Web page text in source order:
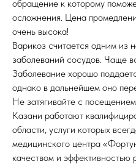
обращение к которому
осложнения. Цена
очень высока!
Варикоз считается одним из
заболеваний сосудов. Чаще
Заболевание хорошо
однако в дальнейшем оно
Не затягивайте с
Казани работают
области, услуги которых
медицинского центра
качеством и эффективностью